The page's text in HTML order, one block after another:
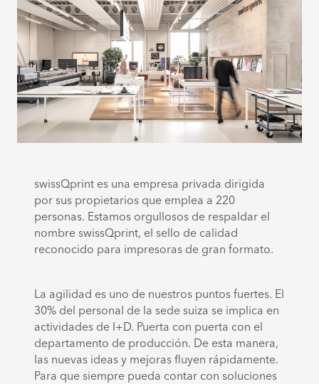
swissQprint es una empresa privada dirigida
por sus propietarios que emplea a 220
personas. Estamos orgullosos de respaldar el
nombre swissQprint, el sello de calidad
reconocido para impresoras de gran formato.
La agilidad es uno de nuestros puntos fuertes. El
30% del personal de la sede suiza se implica en
actividades de I+D. Puerta con puerta con el
departamento de producción. De esta manera,
las nuevas ideas y mejoras fluyen rápidamente.
Para que siempre pueda contar con soluciones